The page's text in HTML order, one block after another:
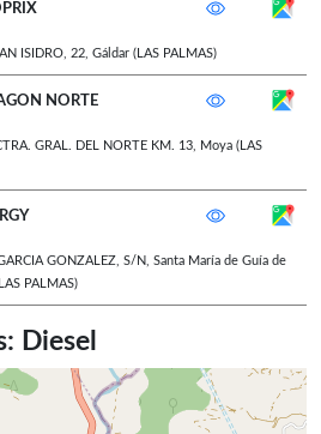
ISIDRO, 22 Gáldar (LAS PALMAS)
NORTE
GRAL. DEL NORTE KM. 13 Moya (LAS
GONZALEZ, S/N
Santa María de Guía de
PALMAS)
Diesel